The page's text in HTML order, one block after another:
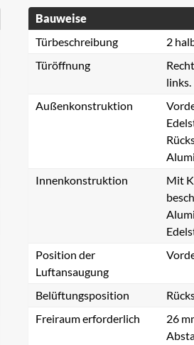
Bauweise
Türbeschreibung
2
Türöffnung
links.
Außenkonstruktion
Innenkonstruktion
Mit
Position der
Luftansaugung
Belüftungsposition
Freiraum erforderlich
26